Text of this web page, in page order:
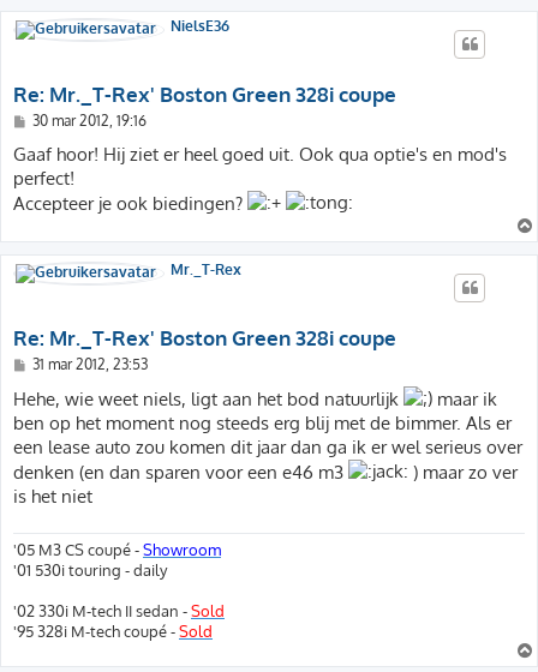
NielsE36
Re: Mr._T-Rex' Boston Green 328i coupe
B
r
i
c
h
t
30 mar 2012, 19:16
Gaaf hoor! Hij ziet er heel goed uit. Ook qua optie's en mod's
perfect!
Accepteer je ook biedingen?
Mr._T-Rex
Re: Mr._T-Rex' Boston Green 328i coupe
B
r
i
c
h
t
31 mar 2012, 23:53
Hehe, wie weet niels, ligt aan het bod natuurlijk
maar ik
ben op het moment nog steeds erg blij met de bimmer. Als er
een lease auto zou komen dit jaar dan ga ik er wel serieus over
denken (en dan sparen voor een e46 m3
) maar zo ver
is het niet
'05 M3 CS coupé -Showroom
'01 530i touring - daily
'02 330i M-tech II sedan -Sold
'95 328i M-tech coupé -Sold